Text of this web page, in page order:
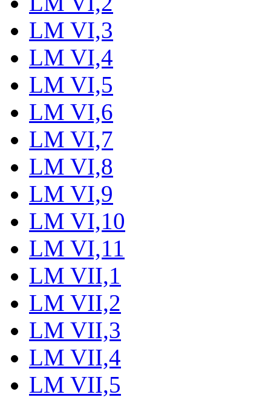
LM VI,3
LM VI,4
LM VI,5
LM VI,6
LM VI,7
LM VI,8
LM VI,9
LM VI,10
LM VI,11
LM VII,1
LM VII,2
LM VII,3
LM VII,4
LM VII,5